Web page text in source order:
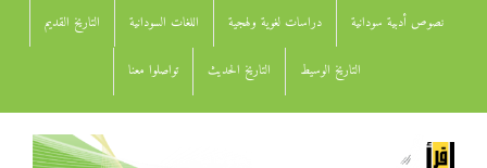
نصوص أدبية سودانية دراسات لغوية ولهجية اللغات السودانية التاريخ القديم
التاريخ الوسيط التاريخ الحديث تواصلوا معنا